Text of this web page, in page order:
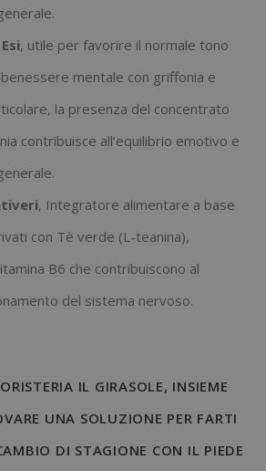
, utile per favorire il normale tono
benessere mentale con griffonia e
la presenza del concentrato
contribuisce all’equilibrio emotivo e
, Integratore alimentare a base
con Tè verde (L-teanina),
B6 che contribuiscono al
del sistema nervoso.
IL GIRASOLE, INSIEME
UNA SOLUZIONE PER FARTI
DI STAGIONE CON IL PIEDE